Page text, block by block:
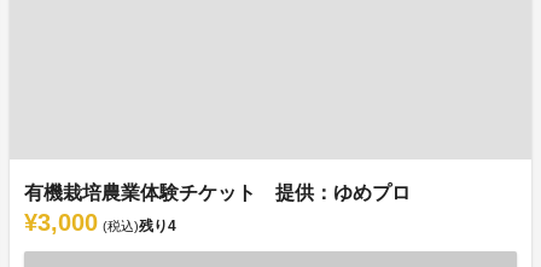
有機栽培農業体験チケット 提供：ゆめプロ
¥3,000 (税込)残り4